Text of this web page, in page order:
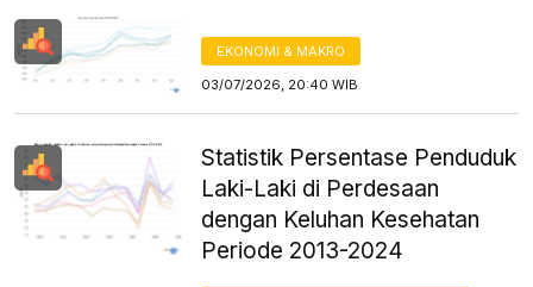
EKONOMI & MAKRO
03/07/2026, 20:40 WIB
Statistik Persentase Penduduk
Laki-Laki di Perdesaan
dengan Keluhan Kesehatan
Periode 2013-2024